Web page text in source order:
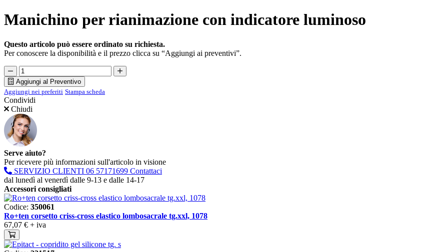
Manichino per rianimazione con indicatore luminoso
Questo articolo può essere ordinato su richiesta.
Per conoscere la disponibilità e il prezzo clicca su “Aggiungi ai preventivi”.
Aggiungi al Preventivo
Aggiungi nei preferiti Stampa scheda
Condividi
Chiudi
Serve aiuto?
Per ricevere più informazioni sull'articolo in visione
SERVIZIO CLIENTI 06 57171699 Contattaci
dal lunedì al venerdì dalle 9-13 e dalle 14-17
Accessori consigliati
Codice: 350061
Ro+ten corsetto criss-cross elastico lombosacrale tg.xxl, 1078
67,07 € + iva